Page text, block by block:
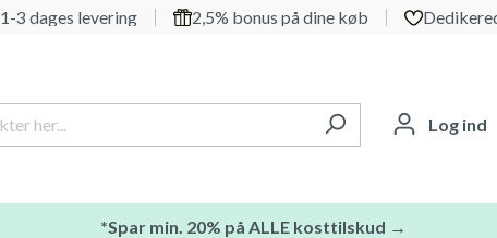
1-3 dages levering 2,5% bonus på dine køb
Log ind
*Spar min. 20% på ALLE kosttilskud →